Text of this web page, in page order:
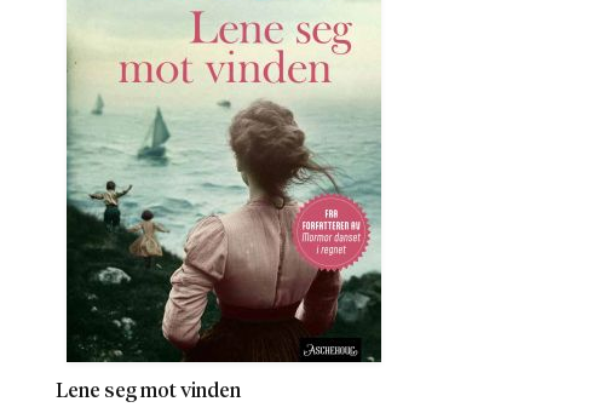
Lene seg mot vinden